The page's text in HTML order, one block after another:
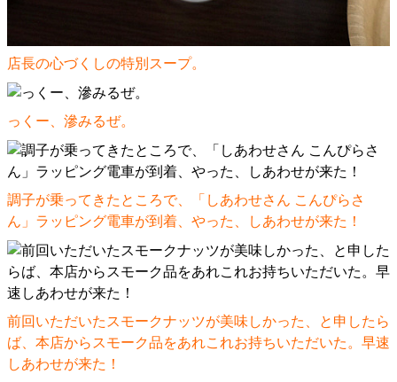
店長の心づくしの特別スープ。
っくー、滲みるぜ。
調子が乗ってきたところで、「しあわせさん こんぴらさ
ん」ラッピング電車が到着、やった、しあわせが来た！
前回いただいたスモークナッツが美味しかった、と申したら
ば、本店からスモーク品をあれこれお持ちいただいた。早速
しあわせが来た！